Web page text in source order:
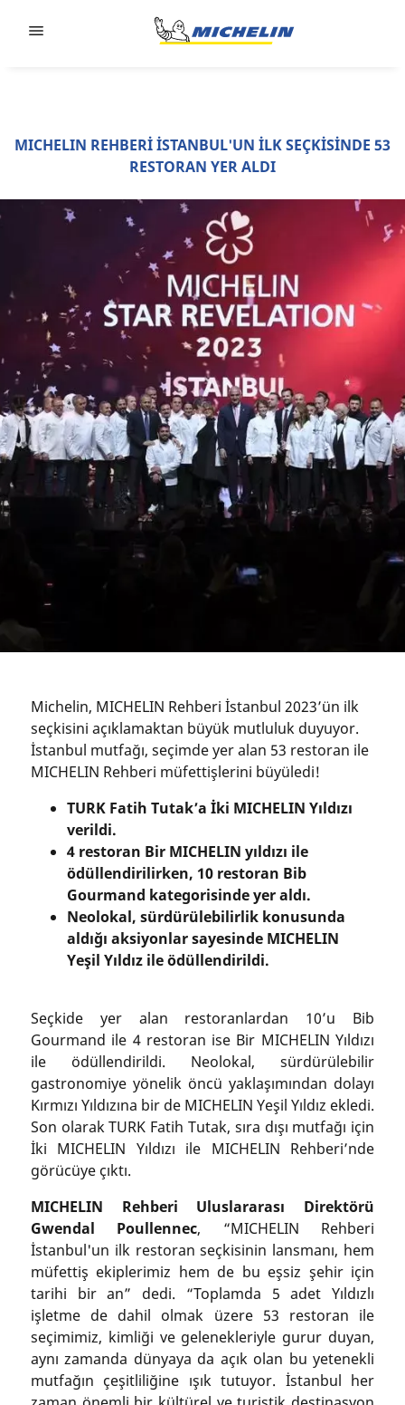
MICHELIN REHBERİ İSTANBUL'UN İLK SEÇKİSİNDE 53
RESTORAN YER ALDI
Michelin, MICHELIN Rehberi İstanbul 2023’ün ilk
seçkisini açıklamaktan büyük mutluluk duyuyor.
İstanbul mutfağı, seçimde yer alan 53 restoran ile
MICHELIN Rehberi müfettişlerini büyüledi!
TURK Fatih Tutak’a İki MICHELIN Yıldızı
verildi.
4 restoran Bir MICHELIN yıldızı ile
ödüllendirilirken, 10 restoran Bib
Gourmand kategorisinde yer aldı.
Neolokal, sürdürülebilirlik konusunda
aldığı aksiyonlar sayesinde MICHELIN
Yeşil Yıldız ile ödüllendirildi.
Seçkide yer alan restoranlardan 10’u Bib
Gourmand ile 4 restoran ise Bir MICHELIN Yıldızı
ile ödüllendirildi. Neolokal, sürdürülebilir
gastronomiye yönelik öncü yaklaşımından dolayı
Kırmızı Yıldızına bir de MICHELIN Yeşil Yıldız ekledi.
Son olarak TURK Fatih Tutak, sıra dışı mutfağı için
İki MICHELIN Yıldızı ile MICHELIN Rehberi’nde
görücüye çıktı.
MICHELIN Rehberi Uluslararası Direktörü
Gwendal Poullennec, “MICHELIN Rehberi
İstanbul'un ilk restoran seçkisinin lansmanı, hem
müfettiş ekiplerimiz hem de bu eşsiz şehir için
tarihi bir an” dedi. “Toplamda 5 adet Yıldızlı
işletme de dahil olmak üzere 53 restoran ile
seçimimiz, kimliği ve gelenekleriyle gurur duyan,
aynı zamanda dünyaya da açık olan bu yetenekli
mutfağın çeşitliliğine ışık tutuyor. İstanbul her